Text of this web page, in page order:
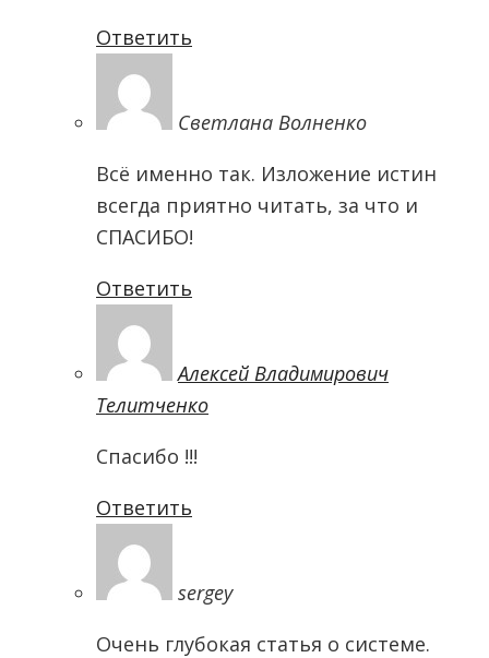
Ответить
Светлана Волненко
Всё именно так. Изложение истин
всегда приятно читать, за что и
СПАСИБО!
Ответить
Алексей Владимирович
Телитченко
Спасибо !!!
Ответить
sergey
Очень глубокая статья о системе.